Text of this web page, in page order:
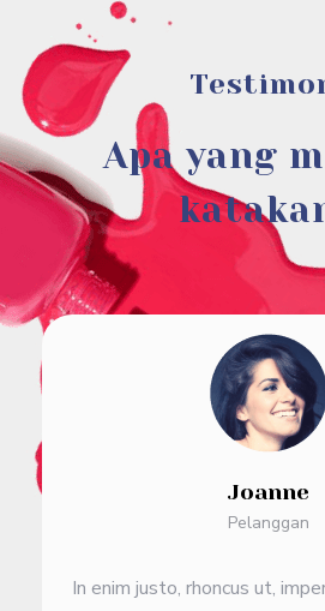
Apa yang
Joanne
Pelanggan
In enim justo, rhoncus ut,